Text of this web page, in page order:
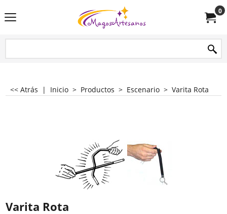
0
<< Atrás | Inicio > Productos > Escenario > Varita Rota
Varita Rota